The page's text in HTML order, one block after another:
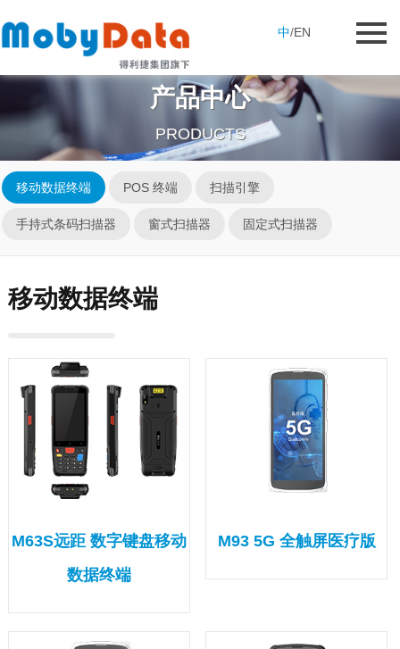
中/EN
产品中心
PRODUCTS
移动数据终端 POS 终端 扫描引擎
手持式条码扫描器 窗式扫描器 固定式扫描器
移动数据终端
M63S远距 数字键盘移动
数据终端
M93 5G 全触屏医疗版